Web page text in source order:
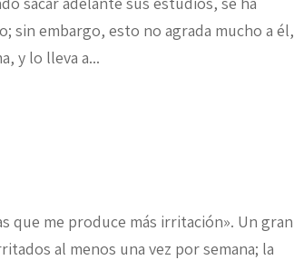
sin embargo, esto no agrada mucho a él,
y lo lleva a...
que me produce más irritación». Un gran
al menos una vez por semana; la